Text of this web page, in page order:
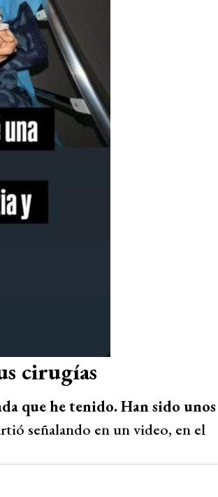
cirugías
que he tenido. Han sido unos
señalando en un video, en el